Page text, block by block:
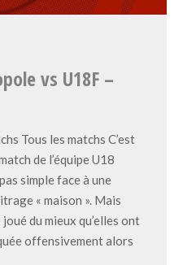
vs U18F –
Tous les matchs C’est
de l’équipe U18
simple face à une
« maison ». Mais
du mieux qu’elles ont
offensivement alors